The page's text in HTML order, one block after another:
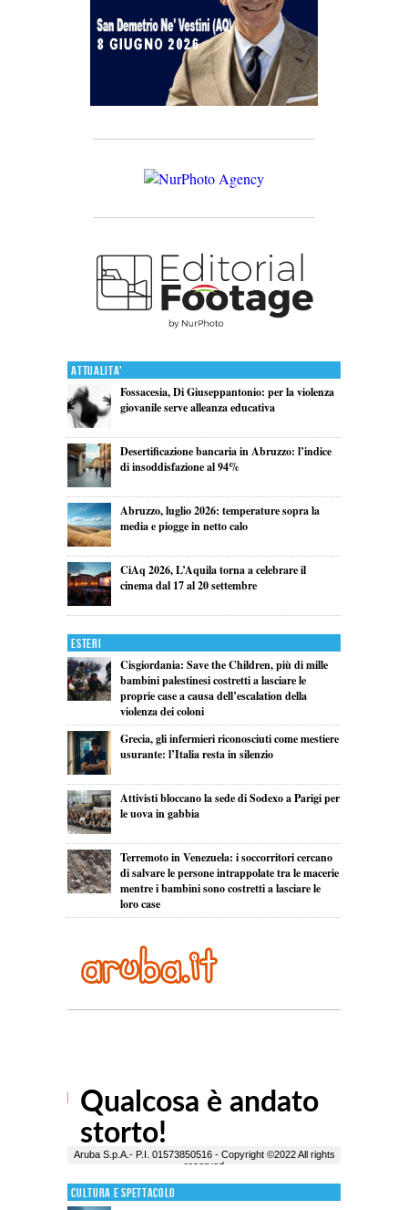
Attualita'
Fossacesia, Di Giuseppantonio: per la violenza
giovanile serve alleanza educativa
Desertificazione bancaria in Abruzzo: l’indice
di insoddisfazione al 94%
Abruzzo, luglio 2026: temperature sopra la
media e piogge in netto calo
CiAq 2026, L’Aquila torna a celebrare il
cinema dal 17 al 20 settembre
Esteri
Cisgiordania: Save the Children, più di mille
bambini palestinesi costretti a lasciare le
proprie case a causa dell’escalation della
violenza dei coloni
Grecia, gli infermieri riconosciuti come mestiere
usurante: l’Italia resta in silenzio
Attivisti bloccano la sede di Sodexo a Parigi per
le uova in gabbia
Terremoto in Venezuela: i soccorritori cercano
di salvare le persone intrappolate tra le macerie
mentre i bambini sono costretti a lasciare le
loro case
Cultura e Spettacolo